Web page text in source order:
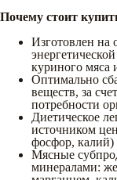
Почему стоит
Изготовлен на
куриного мяса
Оптимально
веществ, за
потребности
Диетическое
источником
фосфор,
Мясные
минералами: